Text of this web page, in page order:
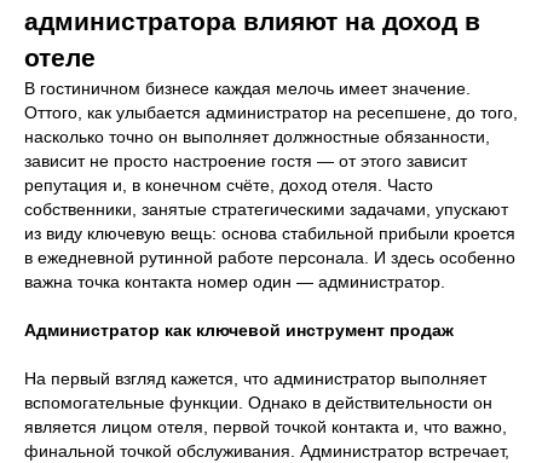
администратора влияют на доход в
отеле
В гостиничном бизнесе каждая мелочь имеет значение.
Оттого, как улыбается администратор на ресепшене, до того,
насколько точно он выполняет должностные обязанности,
зависит не просто настроение гостя — от этого зависит
репутация и, в конечном счёте, доход отеля. Часто
собственники, занятые стратегическими задачами, упускают
из виду ключевую вещь: основа стабильной прибыли кроется
в ежедневной рутинной работе персонала. И здесь особенно
важна точка контакта номер один — администратор.
Администратор как ключевой инструмент продаж
На первый взгляд кажется, что администратор выполняет
вспомогательные функции. Однако в действительности он
является лицом отеля, первой точкой контакта и, что важно,
финальной точкой обслуживания. Администратор встречает,